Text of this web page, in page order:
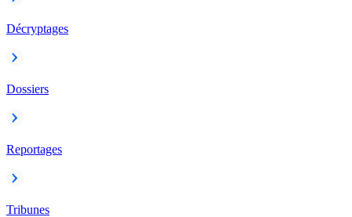
Décryptages
Dossiers
Reportages
Tribunes